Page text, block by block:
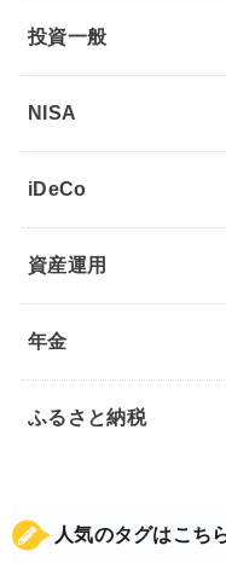
投資一般
NISA
iDeCo
資産運用
年金
ふるさと納税
人気のタグはこち